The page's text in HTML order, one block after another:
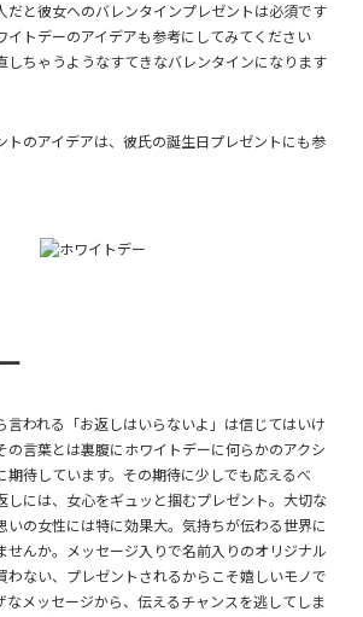
だと彼女へのバレンタインプレゼントは必須です
イトデーのアイデアも参考にしてみてください
しちゃうようなすてきなバレンタインになります
トのアイデアは、彼氏の誕生日プレゼント にも参
言われる「お返しはいらないよ」は信じてはいけ
の言葉とは裏腹にホワイトデーに何らかのアクシ
期待しています。その期待に少しでも応えるべ
しには、女心をギュッと掴むプレゼント。大切な
いの女性には特に効果大。気持ちが伝わる世界に
せんか。メッセージ入りで名前入りのオリジナル
わない、プレゼントされるからこそ嬉しいモノで
なメッセージから、伝えるチャンスを逃してしま